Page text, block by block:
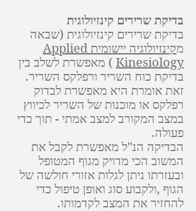
בדיקת שרירים קינזיולוגית
בדיקת שרירים קינזיולוגית (שבאה
מ
קינזיולוגיה יישומית Applied
Kinesiology ) מאפשרת לשלב בין
בדיקת כוח השריר ורפלקס השריר.
זאת אומרת היא מאפשרת לבדוק
רפלקס או מוכנות של השריר לכיווץ
במצב המקורב למצב אמתי - תוך כדי
פעולה.
הבדיקה הנ"ל מאפשרת לקבל את
המשוב הכי מדויק מגוף המטופל
ובעזרתו ניתן לגלות אזורי חולשה של
הגוף ,ולקבוע סוג ואופן טיפול כדי
להחזיר את המצב לקדמותו.